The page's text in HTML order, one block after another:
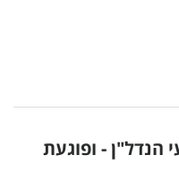
- ופוגעת